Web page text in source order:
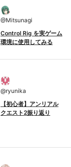
@Mitsunagi
Control Rig を実ゲーム
環境に使用してみる
@ryunika
【初心者】アンリアル
クエスト2振り返り